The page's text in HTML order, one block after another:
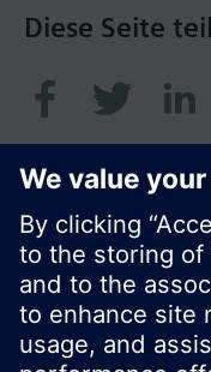
Diese Seite
© Siemens